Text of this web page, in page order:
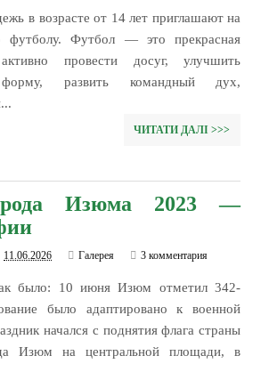
в возрасте от 14 лет приглашают на
футболу. Футбол — это прекрасная
провести досуг, улучшить
развить командный дух,
ЧИТАТИ ДАЛІ >>>
Изюма 2023 —
11.06.2026 Галерея 3 комментария
было: 10 июня Изюм отметил 342-
было адаптировано к военной
начался с поднятия флага страны
Изюм на центральной площади, в